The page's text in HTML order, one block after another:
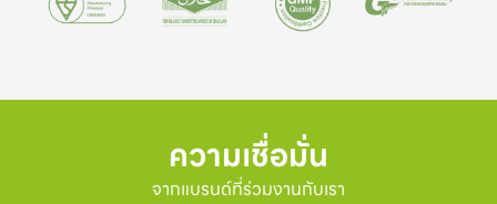
ความเชื่อมั่น
จากแบรนด์ที่ร่วมงานกับเรา